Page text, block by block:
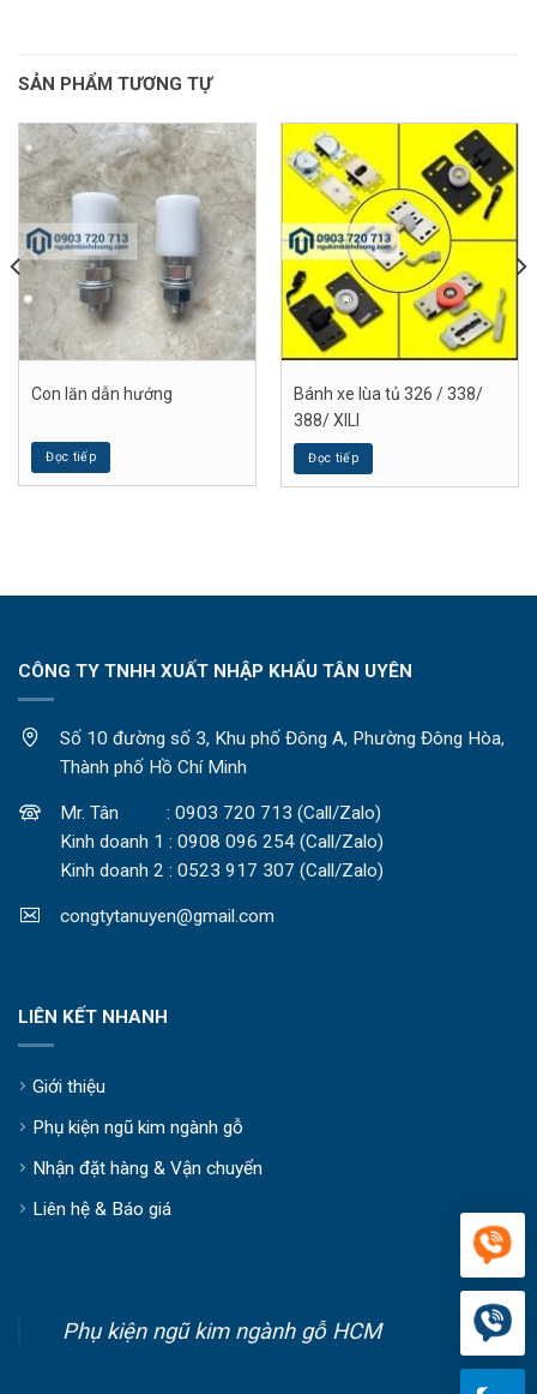
SẢN PHẨM TƯƠNG TỰ
Con lăn dẫn hướng
Đọc tiếp
Bánh xe lùa tủ 326 / 338/
388/ XILI
Đọc tiếp
CÔNG TY TNHH XUẤT NHẬP KHẨU TÂN UYÊN
Số 10 đường số 3, Khu phố Đông A, Phường Đông Hòa,
Thành phố Hồ Chí Minh
Mr. Tân : 0903 720 713 (Call/Zalo)
Kinh doanh 1 : 0908 096 254 (Call/Zalo)
Kinh doanh 2 : 0523 917 307 (Call/Zalo)
congtytanuyen@gmail.com
LIÊN KẾT NHANH
Giới thiệu
Phụ kiện ngũ kim ngành gỗ
Nhận đặt hàng & Vận chuyển
Liên hệ & Báo giá
Phụ kiện ngũ kim ngành gỗ HCM